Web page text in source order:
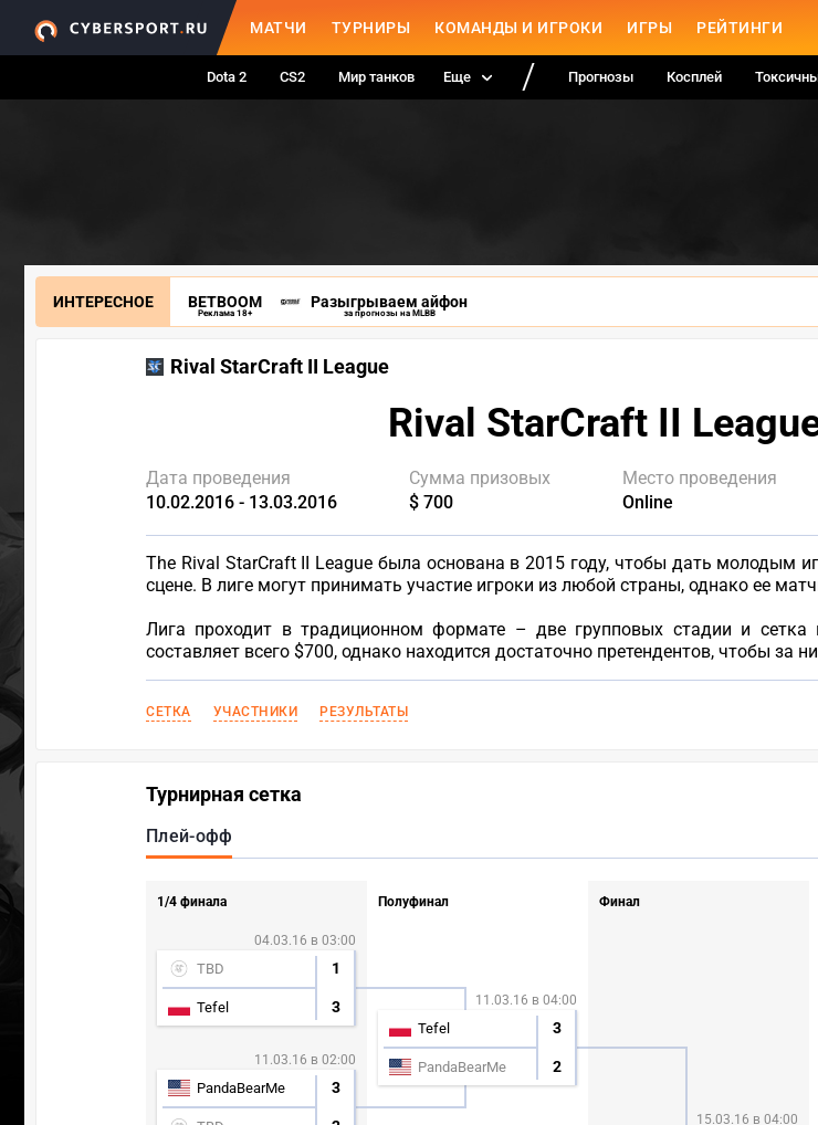
МАТЧИ ТУРНИРЫ КОМАНДЫ И ИГРОКИ ИГРЫ РЕЙТИНГИ
Dota 2 CS2 Мир танков Еще Прогнозы Косплей
ИНТЕРЕСНОЕ BETBOOM
Реклама 18+
Разыгрываем айфон
за прогнозы на MLBB
Rival StarCraft II League
Rival StarCraft II
Дата проведения
10.02.2016 - 13.03.2016
Сумма призовых
$ 700
Место проведения
Online
The Rival StarCraft II League была основана в 2015 году, чтобы дать молодым
сцене. В лиге могут принимать участие игроки из любой страны, однако ее
Лига проходит в традиционном формате – две групповых стадии и
составляет всего $700, однако находится достаточно претендентов, чтобы за
СЕТКА УЧАСТНИКИ РЕЗУЛЬТАТЫ
Турнирная сетка
Плей-офф
1/4 финала
04.03.16 в 03:00
TBD 1
Tefel 3
11.03.16 в 02:00
PandaBearMe 3
Полуфинал
11.03.16 в 04:00
Tefel 3
PandaBearMe 2
Финал
15.03.16 в 04:00